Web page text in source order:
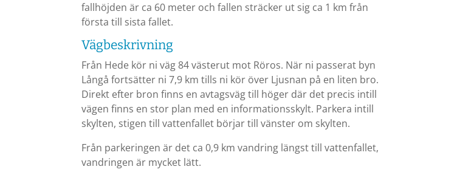
fallhöjden är ca 60 meter och fallen sträcker ut sig ca 1 km från
första till sista fallet.
Vägbeskrivning
Från Hede kör ni väg 84 västerut mot Röros. När ni passerat byn
Långå fortsätter ni 7,9 km tills ni kör över Ljusnan på en liten bro.
Direkt efter bron finns en avtagsväg till höger där det precis intill
vägen finns en stor plan med en informationsskylt. Parkera intill
skylten, stigen till vattenfallet börjar till vänster om skylten.
Från parkeringen är det ca 0,9 km vandring längst till vattenfallet,
vandringen är mycket lätt.